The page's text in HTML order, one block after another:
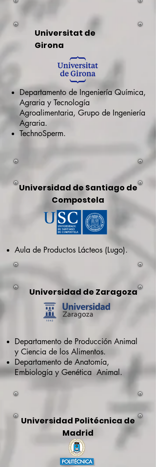
Universitat de
Girona
Departamento de Ingeniería Química,
Agraria y Tecnología
Agroalimentaria, Grupo de Ingeniería
Agraria.
TechnoSperm.
Universidad de Santiago de
Compostela
Aula de Productos Lácteos (Lugo).
Universidad de Zaragoza
Departamento de Producción Animal
y Ciencia de los Alimentos.
Departamento de Anatomía,
Embiología y Genética Animal.
Universidad Politécnica de
Madrid